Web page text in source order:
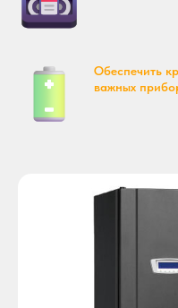
Обеспечить
важных